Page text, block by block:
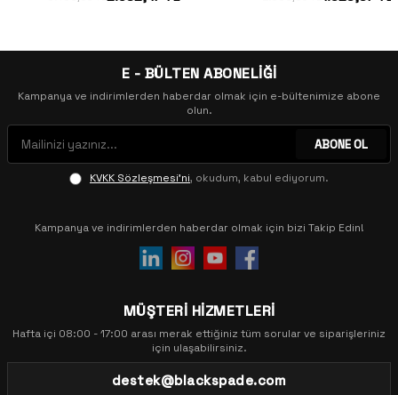
E - BÜLTEN ABONELİĞİ
Kampanya ve indirimlerden haberdar olmak için e-bültenimize abone
olun.
ABONE OL
KVKK Sözleşmesi'ni, okudum, kabul ediyorum.
Kampanya ve indirimlerden haberdar olmak için bizi Takip Edin!
MÜŞTERİ HİZMETLERİ
Hafta içi 08:00 - 17:00 arası merak ettiğiniz tüm sorular ve siparişleriniz
için ulaşabilirsiniz.
destek@blackspade.com